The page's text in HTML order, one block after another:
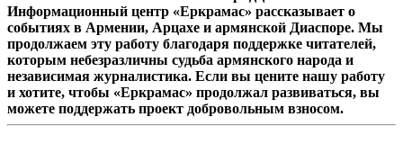
Информационный центр «Еркрамас» рассказывает о
событиях в Армении, Арцахе и армянской Диаспоре. Мы
продолжаем эту работу благодаря поддержке читателей,
которым небезразличны судьба армянского народа и
независимая журналистика. Если вы цените нашу работу
и хотите, чтобы «Еркрамас» продолжал развиваться, вы
можете поддержать проект добровольным взносом.